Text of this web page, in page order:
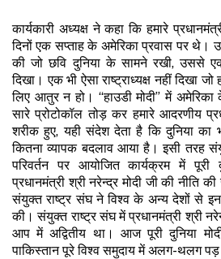
कार्यकारी अध्यक्ष ने कहा कि हमारे
दिनों एक सप्ताह के अमेरिका प्रवास पर थे।
की जो छवि दुनिया के सामने रखी, उससे
दिखा। एक भी ऐसा राष्ट्राध्यक्ष नहीं दिखा
लिए आतुर न हो। “हाउडी मोदी” में अमेरिका
सारे प्रोटोकॉल तोड़ कर हमारे आदरणीय
शरीक हुए, यही संदेश देता है कि दुनिया
कितना व्यापक बदलाव आया है। इसी तरह
परिवर्तन पर आयोजित कार्यक्रम में
प्रधानमंत्री श्री नरेन्द्र मोदी जी की नीति
संयुक्त राष्ट्र संघ ने विश्व के अन्य देशों से
की। संयुक्त राष्ट्र संघ में प्रधानमंत्री श्री
आप में अद्वितीय था। आज पूरी दुनिया
पाकिस्तान पूरे विश्व समुदाय में अलग-थलग पड़